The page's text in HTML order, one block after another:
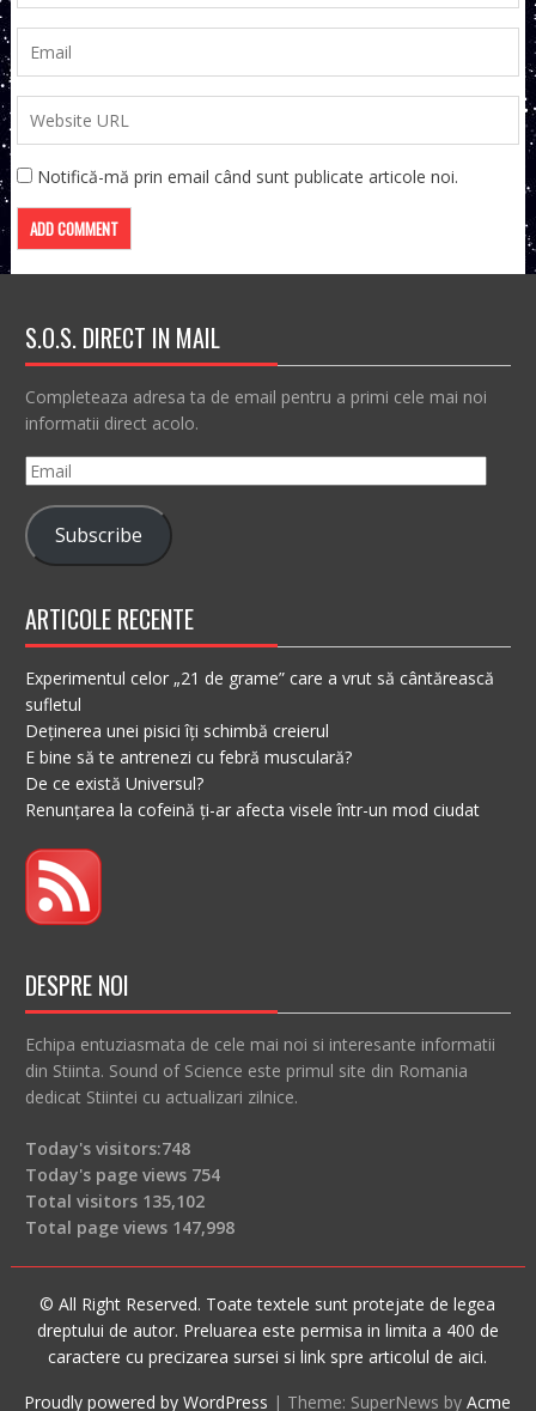
Notifică-mă prin email când sunt publicate articole noi.
S.O.S. DIRECT IN MAIL
Completeaza adresa ta de email pentru a primi cele mai noi
informatii direct acolo.
Email
Subscribe
ARTICOLE RECENTE
Experimentul celor „21 de grame” care a vrut să cântărească
sufletul
Deținerea unei pisici îți schimbă creierul
E bine să te antrenezi cu febră musculară?
De ce există Universul?
Renunțarea la cofeină ți-ar afecta visele într-un mod ciudat
DESPRE NOI
Echipa entuziasmata de cele mai noi si interesante informatii
din Stiinta. Sound of Science este primul site din Romania
dedicat Stiintei cu actualizari zilnice.
Today's visitors:748
Today's page views 754
Total visitors 135,102
Total page views 147,998
© All Right Reserved. Toate textele sunt protejate de legea
dreptului de autor. Preluarea este permisa in limita a 400 de
caractere cu precizarea sursei si link spre articolul de aici.
Proudly powered by WordPress | Theme: SuperNews byAcme